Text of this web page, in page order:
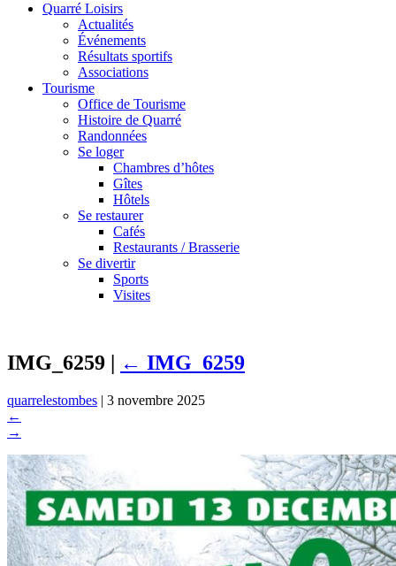
Quarré Loisirs
Actualités
Événements
Résultats sportifs
Associations
Tourisme
Office de Tourisme
Histoire de Quarré
Randonnées
Se loger
Chambres d’hôtes
Gîtes
Hôtels
Se restaurer
Cafés
Restaurants / Brasserie
Se divertir
Sports
Visites
IMG_6259 | ← IMG_6259
quarrelestombes | 3 novembre 2025
←
→